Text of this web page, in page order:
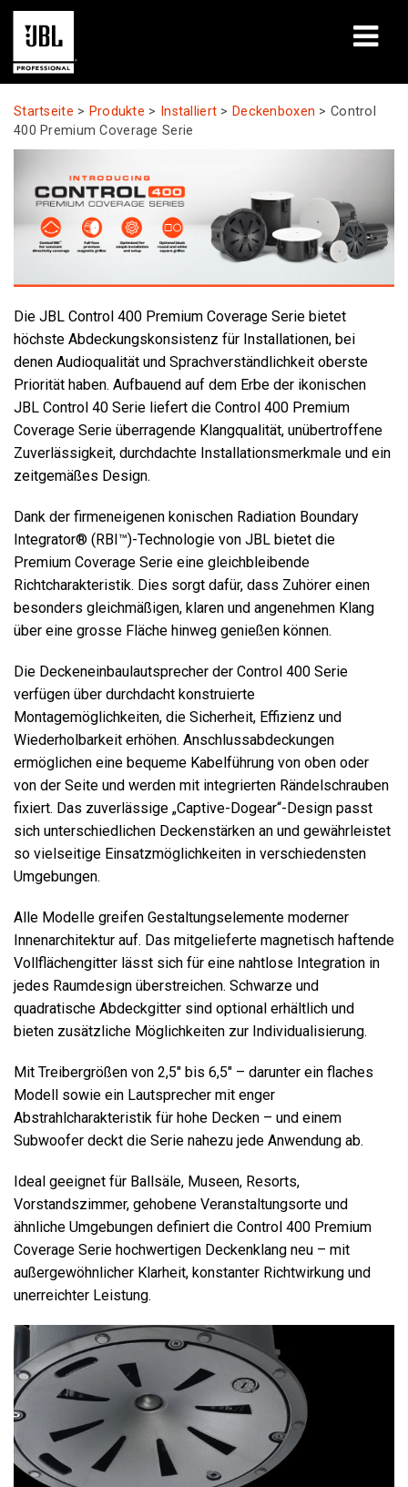
Produkte
Fallstudien
Lernsitzungen
Schulungen
Wo kaufen & verbinden
Support
Sprache/Region
Startseite > Produkte > Installiert > Deckenboxen >Control
400 Premium Coverage Serie
Die JBL Control 400 Premium Coverage Serie bietet
höchste Abdeckungskonsistenz für Installationen, bei
denen Audioqualität und Sprachverständlichkeit oberste
Priorität haben. Aufbauend auf dem Erbe der ikonischen
JBL Control 40 Serie liefert die Control 400 Premium
Coverage Serie überragende Klangqualität, unübertroffene
Zuverlässigkeit, durchdachte Installationsmerkmale und ein
zeitgemäßes Design.
Dank der firmeneigenen konischen Radiation Boundary
Integrator® (RBI™)-Technologie von JBL bietet die
Premium Coverage Serie eine gleichbleibende
Richtcharakteristik. Dies sorgt dafür, dass Zuhörer einen
besonders gleichmäßigen, klaren und angenehmen Klang
über eine grosse Fläche hinweg genießen können.
Die Deckeneinbaulautsprecher der Control 400 Serie
verfügen über durchdacht konstruierte
Montagemöglichkeiten, die Sicherheit, Effizienz und
Wiederholbarkeit erhöhen. Anschlussabdeckungen
ermöglichen eine bequeme Kabelführung von oben oder
von der Seite und werden mit integrierten Rändelschrauben
fixiert. Das zuverlässige „Captive-Dogear“-Design passt
sich unterschiedlichen Deckenstärken an und gewährleistet
so vielseitige Einsatzmöglichkeiten in verschiedensten
Umgebungen.
Alle Modelle greifen Gestaltungselemente moderner
Innenarchitektur auf. Das mitgelieferte magnetisch haftende
Vollflächengitter lässt sich für eine nahtlose Integration in
jedes Raumdesign überstreichen. Schwarze und
quadratische Abdeckgitter sind optional erhältlich und
bieten zusätzliche Möglichkeiten zur Individualisierung.
Mit Treibergrößen von 2,5″ bis 6,5″ – darunter ein flaches
Modell sowie ein Lautsprecher mit enger
Abstrahlcharakteristik für hohe Decken – und einem
Subwoofer deckt die Serie nahezu jede Anwendung ab.
Ideal geeignet für Ballsäle, Museen, Resorts,
Vorstandszimmer, gehobene Veranstaltungsorte und
ähnliche Umgebungen definiert die Control 400 Premium
Coverage Serie hochwertigen Deckenklang neu – mit
außergewöhnlicher Klarheit, konstanter Richtwirkung und
unerreichter Leistung.